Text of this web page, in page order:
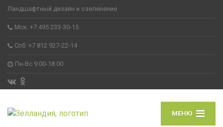
Ландшафтный дизайн и озеленение
Мск: +7 495 233-30-15
Спб: +7 812 927-22-14
Пн-Вс 9:00-18:00
МЕНЮ